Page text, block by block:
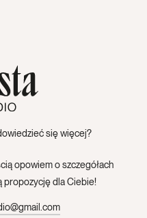
się więcej?
opowiem o szczegółach
propozycję dla Ciebie!